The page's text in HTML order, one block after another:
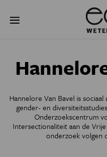
naar
GEZONDHEID
NATUURWETENSCHAPPEN
PSYCHE & BREIN
Hannelore Van Bavel is
gender- en
Onderzoekscentrum
Intersectionaliteit aan de
onderzoek volgen